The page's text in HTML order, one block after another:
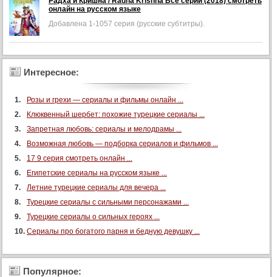
онлайн на русском языке
1-
1057
(русские
Добавлена 1-1057 серия (русские субтитры).
Интересное:
Розы и грехи — сериалы и фильмы онлайн ...
Клюквенный шербет: похожие турецкие сериалы ...
Запретная любовь: сериалы и мелодрамы ...
Возможная любовь — подборка сериалов и фильмов ...
17 9 серия смотреть онлайн ...
Египетские сериалы на русском языке ...
Летние турецкие сериалы для вечера ...
Турецкие сериалы с сильными персонажами ...
Турецкие сериалы о сильных героях ...
Сериалы про богатого парня и бедную девушку ...
Популярное: